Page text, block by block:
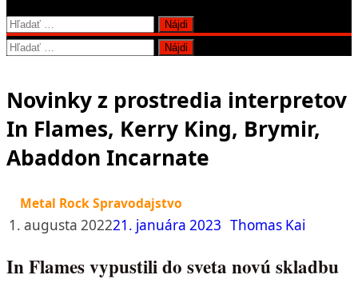
Hľadať:
Hľadať:
Novinky z prostredia interpretov
In Flames, Kerry King, Brymir,
Abaddon Incarnate
Metal Rock Spravodajstvo
1. augusta 202221. januára 2023 Thomas Kai
In Flames vypustili do sveta novú skladbu